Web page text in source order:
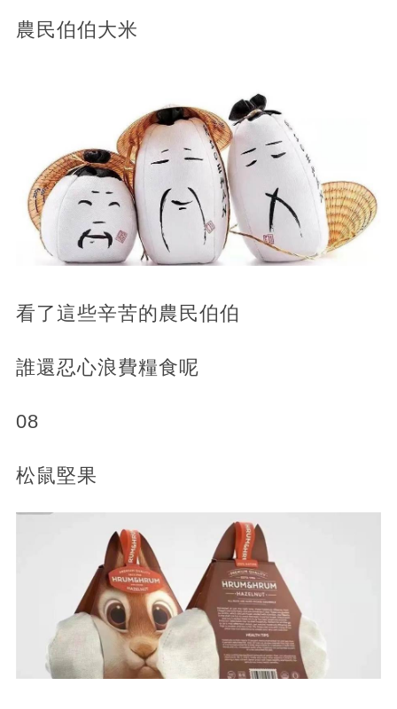
農民伯伯大米
看了這些辛苦的農民伯伯
誰還忍心浪費糧食呢
08
松鼠堅果